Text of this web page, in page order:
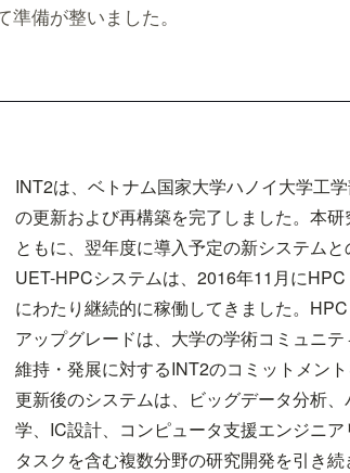
備が整いました。
INT2は、ベトナム国家大学ハノイ大学工
の更新および再構築を完了しました。本
ともに、翌年度に導入予定の新システムと
UET-HPCシステムは、2016年11月に
にわたり継続的に稼働してきました。
アップグレードは、大学の学術コミュニ
維持・発展に対するINT2のコミットメント
更新後のシステムは、ビッグデータ分析
学、IC設計、コンピュータ支援エンジニ
タスクを含む複数分野の研究開発を引き続